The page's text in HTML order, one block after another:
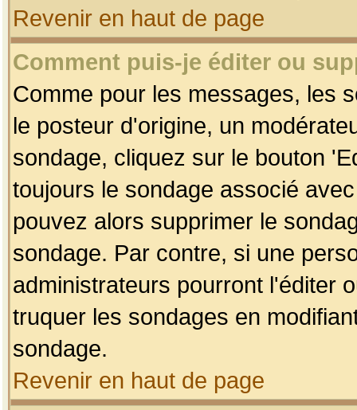
Revenir en haut de page
Comment puis-je éditer ou
Comme pour les messages, les
le posteur d'origine, un
sondage, cliquez sur le bouton
toujours le sondage associé
pouvez alors supprimer le
sondage. Par contre, si une
administrateurs pourront l'éditer
truquer les sondages en
sondage.
Revenir en haut de page